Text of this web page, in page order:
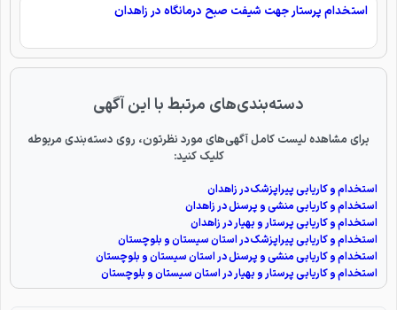
استخدام پرستار جهت شیفت صبح درمانگاه در زاهدان
دسته‌بندی‌های مرتبط با این آگهی
برای مشاهده لیست کامل آگهی‌های مورد نظرتون، روی دسته‌بندی مربوطه
کلیک کنید:
استخدام و کاریابی پیراپزشک در زاهدان
استخدام و کاریابی منشی و پرسنل در زاهدان
استخدام و کاریابی پرستار و بهیار در زاهدان
استخدام و کاریابی پیراپزشک در استان سیستان و بلوچستان
استخدام و کاریابی منشی و پرسنل در استان سیستان و بلوچستان
استخدام و کاریابی پرستار و بهیار در استان سیستان و بلوچستان